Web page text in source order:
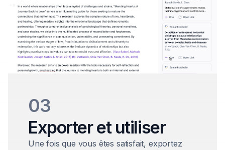
03
Exporter et utiliser
Une fois que vous êtes satisfait, exportez